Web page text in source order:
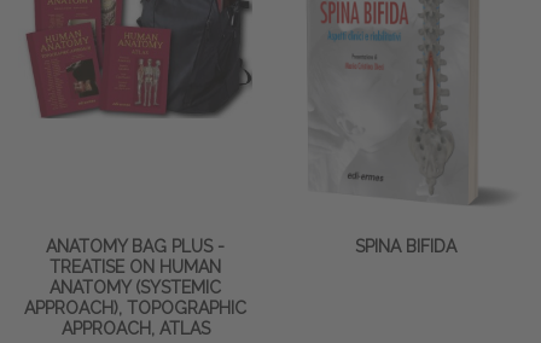
ANATOMY BAG PLUS -
TREATISE ON HUMAN
ANATOMY (SYSTEMIC
APPROACH), TOPOGRAPHIC
APPROACH, ATLAS
SPINA BIFIDA